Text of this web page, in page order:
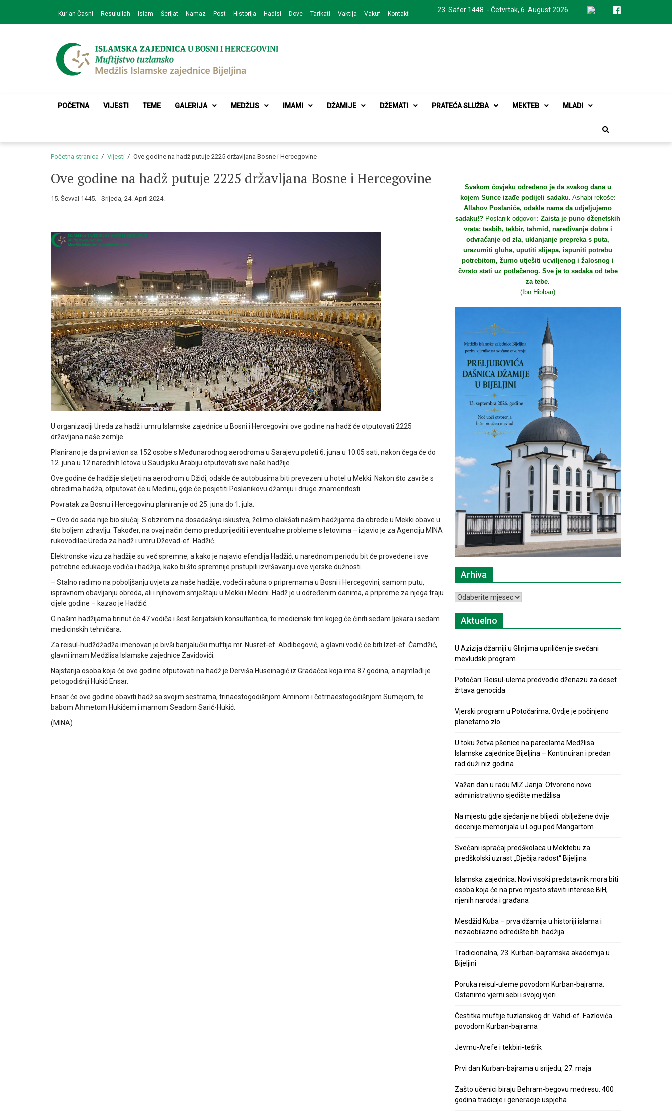
navigation
content
23. Safer 1448. - Četvrtak, 6. August 2026.
Kur'an Časni Resulullah Islam Šerijat Namaz Post Historija Hadisi Dove Tarikati Vaktija Vakuf Kontakt
Medžlis Islamske zajednice Bijeljina
POČETNA VIJESTI TEME GALERIJA MEDŽLIS IMAMI DŽAMIJE DŽEMATI PRATEĆA SLUŽBA MEKTEB MLADI
Početna stranica Vijesti Ove godine na hadž putuje 2225 državljana Bosne i Hercegovine
Ove godine na hadž putuje 2225 državljana Bosne i Hercegovine
15. Ševval 1445. - Srijeda, 24. April 2024.
U organizaciji Ureda za hadž i umru Islamske zajednice u Bosni i Hercegovini ove godine na hadž će otputovati 2225
državljana naše zemlje.
Planirano je da prvi avion sa 152 osobe s Međunarodnog aerodroma u Sarajevu poleti 6. juna u 10.05 sati, nakon čega će do
12. juna u 12 narednih letova u Saudijsku Arabiju otputovati sve naše hadžije.
Ove godine će hadžije sletjeti na aerodrom u Džidi, odakle će autobusima biti prevezeni u hotel u Mekki. Nakon što završe s
obredima hadža, otputovat će u Medinu, gdje će posjetiti Poslanikovu džamiju i druge znamenitosti.
Povratak za Bosnu i Hercegovinu planiran je od 25. juna do 1. jula.
– Ovo do sada nije bio slučaj. S obzirom na dosadašnja iskustva, želimo olakšati našim hadžijama da obrede u Mekki obave u
što boljem zdravlju. Također, na ovaj način ćemo preduprijediti i eventualne probleme s letovima – izjavio je za Agenciju MINA
rukovodilac Ureda za hadž i umru Dževad-ef. Hadžić.
Elektronske vizu za hadžije su već spremne, a kako je najavio efendija Hadžić, u narednom periodu bit će provedene i sve
potrebne edukacije vodiča i hadžija, kako bi što spremnije pristupili izvršavanju ove vjerske dužnosti.
– Stalno radimo na poboljšanju uvjeta za naše hadžije, vodeći računa o pripremama u Bosni i Hercegovini, samom putu,
ispravnom obavljanju obreda, ali i njihovom smještaju u Mekki i Medini. Hadž je u određenim danima, a pripreme za njega traju
cijele godine – kazao je Hadžić.
O našim hadžijama brinut će 47 vodiča i šest šerijatskih konsultantica, te medicinski tim kojeg će činiti sedam ljekara i sedam
medicinskih tehničara.
Za reisul-hudždžadža imenovan je bivši banjalučki muftija mr. Nusret-ef. Abdibegović, a glavni vodič će biti Izet-ef. Čamdžić,
glavni imam Medžlisa Islamske zajednice Zavidovići.
Najstarija osoba koja će ove godine otputovati na hadž je Derviša Huseinagić iz Gradačca koja ima 87 godina, a najmlađi je
petogodišnji Hukić Ensar.
Ensar će ove godine obaviti hadž sa svojim sestrama, trinaestogodišnjom Aminom i četrnaestogodišnjom Sumejom, te
babom Ahmetom Hukićem i mamom Seadom Sarić-Hukić.
(MINA)
Svakom čovjeku određeno je da svakog dana u
kojem Sunce izađe podijeli sadaku. Ashabi rekoše:
Allahov Poslaniče, odakle nama da udjeljujemo
sadaku!? Poslanik odgovori: Zaista je puno dženetskih
vrata; tesbih, tekbir, tahmid, naređivanje dobra i
odvraćanje od zla, uklanjanje prepreka s puta,
urazumiti gluha, uputiti slijepa, ispuniti potrebu
potrebitom, žurno utješiti ucviljenog i žalosnog i
čvrsto stati uz potlačenog. Sve je to sadaka od tebe
za tebe.
(Ibn Hibban)
Arhiva
Arhiva
Aktuelno
U Azizija džamiji u Glinjima upriličen je svečani
mevludski program
Potočari: Reisul-ulema predvodio dženazu za deset
žrtava genocida
Vjerski program u Potočarima: Ovdje je počinjeno
planetarno zlo
U toku žetva pšenice na parcelama Medžlisa
Islamske zajednice Bijeljina – Kontinuiran i predan
rad duži niz godina
Važan dan u radu MIZ Janja: Otvoreno novo
administrativno sjedište medžlisa
Na mjestu gdje sjećanje ne blijedi: obilježene dvije
decenije memorijala u Logu pod Mangartom
Svečani ispraćaj predškolaca u Mektebu za
predškolski uzrast „Dječija radost“ Bijeljina
Islamska zajednica: Novi visoki predstavnik mora biti
osoba koja će na prvo mjesto staviti interese BiH,
njenih naroda i građana
Mesdžid Kuba – prva džamija u historiji islama i
nezaobilazno odredište bh. hadžija
Tradicionalna, 23. Kurban-bajramska akademija u
Bijeljini
Poruka reisul-uleme povodom Kurban-bajrama:
Ostanimo vjerni sebi i svojoj vjeri
Čestitka muftije tuzlanskog dr. Vahid-ef. Fazlovića
povodom Kurban-bajrama
Jevmu-Arefe i tekbiri-tešrik
Prvi dan Kurban-bajrama u srijedu, 27. maja
Zašto učenici biraju Behram-begovu medresu: 400
godina tradicije i generacije uspjeha